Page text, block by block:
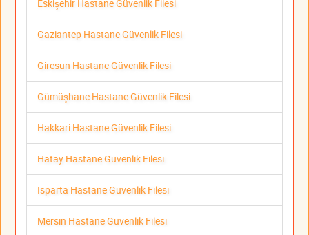
Eskişehir Hastane Güvenlik Filesi
Gaziantep Hastane Güvenlik Filesi
Giresun Hastane Güvenlik Filesi
Gümüşhane Hastane Güvenlik Filesi
Hakkari Hastane Güvenlik Filesi
Hatay Hastane Güvenlik Filesi
Isparta Hastane Güvenlik Filesi
Mersin Hastane Güvenlik Filesi